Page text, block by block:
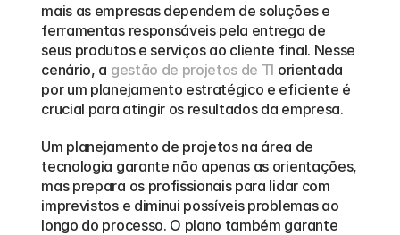
mais as empresas dependem de soluções e
ferramentas responsáveis pela entrega de
seus produtos e serviços ao cliente final. Nesse
cenário, a gestão de projetos de TI orientada
por um planejamento estratégico e eficiente é
crucial para atingir os resultados da empresa.
Um planejamento de projetos na área de
tecnologia garante não apenas as orientações,
mas prepara os profissionais para lidar com
imprevistos e diminui possíveis problemas ao
longo do processo. O plano também garante